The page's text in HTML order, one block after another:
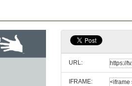
URL:
IFRAME: